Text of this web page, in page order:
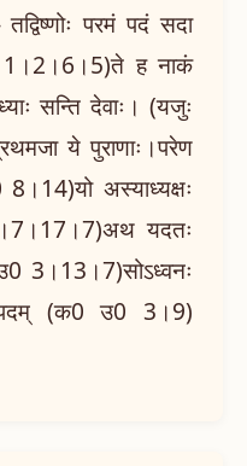
परमं पदं सदा
ह नाकं
सन्ति देवाः। (यजुः
ये पुराणाः।परेण
8।14)यो अस्याध्यक्षः
यदतः
उ0 3।13।7)सोऽध्वनः
पदम् (क0 उ0 3।9)